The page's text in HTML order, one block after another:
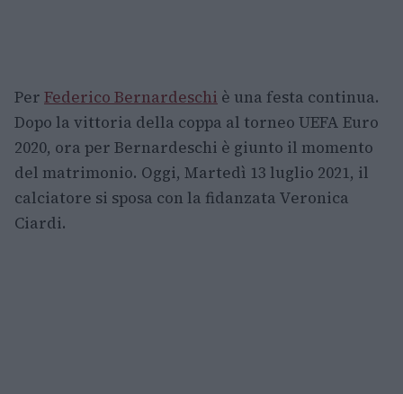
Per Federico Bernardeschi è una festa continua.
Dopo la vittoria della coppa al torneo UEFA Euro
2020, ora per Bernardeschi è giunto il momento
del matrimonio. Oggi, Martedì 13 luglio 2021, il
calciatore si sposa con la fidanzata Veronica
Ciardi.